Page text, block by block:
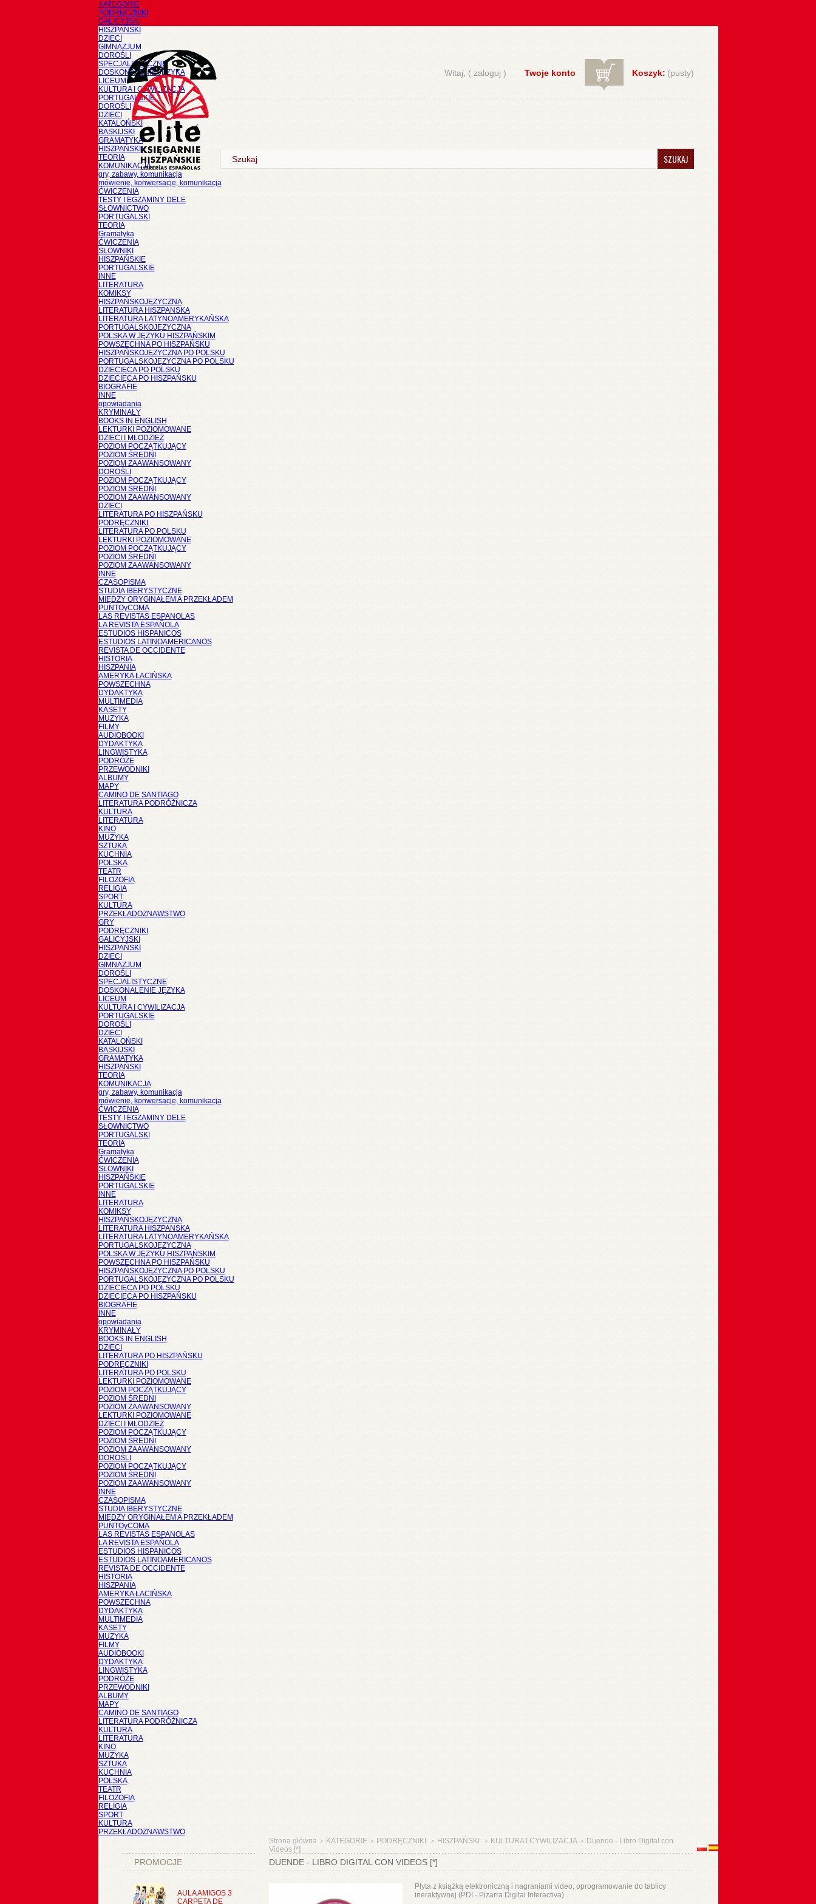
KATEGORIE
PODRĘCZNIKI
GALICYJSKI
HISZPAŃSKI
DZIECI
GIMNAZJUM
DOROŚLI
SPECJALISTYCZNE
DOSKONALENIE JĘZYKA
LICEUM
KULTURA I CYWILIZACJA
PORTUGALSKIE
DOROŚLI
DZIECI
KATALOŃSKI
BASKIJSKI
GRAMATYKA
HISZPAŃSKI
TEORIA
KOMUNIKACJA
gry, zabawy, komunikacja
mówienie, konwersacje, komunikacja
ĆWICZENIA
TESTY I EGZAMINY DELE
SŁOWNICTWO
PORTUGALSKI
TEORIA
Gramatyka
ĆWICZENIA
SŁOWNIKI
HISZPAŃSKIE
PORTUGALSKIE
INNE
LITERATURA
KOMIKSY
HISZPAŃSKOJĘZYCZNA
LITERATURA HISZPANSKA
LITERATURA LATYNOAMERYKAŃSKA
PORTUGALSKOJĘZYCZNA
POLSKA W JĘZYKU HISZPAŃSKIM
POWSZECHNA PO HISZPAŃSKU
HISZPAŃSKOJĘZYCZNA PO POLSKU
PORTUGALSKOJĘZYCZNA PO POLSKU
DZIECIĘCA PO POLSKU
DZIECIĘCA PO HISZPAŃSKU
BIOGRAFIE
INNE
opowiadania
KRYMINAŁY
BOOKS IN ENGLISH
LEKTURKI POZIOMOWANE
DZIECI I MŁODZIEŻ
POZIOM POCZĄTKUJĄCY
POZIOM ŚREDNI
POZIOM ZAAWANSOWANY
DOROŚLI
POZIOM POCZĄTKUJĄCY
POZIOM ŚREDNI
POZIOM ZAAWANSOWANY
DZIECI
LITERATURA PO HISZPAŃSKU
PODRĘCZNIKI
LITERATURA PO POLSKU
LEKTURKI POZIOMOWANE
POZIOM POCZĄTKUJĄCY
POZIOM ŚREDNI
POZIOM ZAAWANSOWANY
INNE
CZASOPISMA
STUDIA IBERYSTYCZNE
MIĘDZY ORYGINAŁEM A PRZEKŁADEM
PUNTOyCOMA
LAS REVISTAS ESPANOLAS
LA REVISTA ESPAÑOLA
ESTUDIOS HISPANICOS
ESTUDIOS LATINOAMERICANOS
REVISTA DE OCCIDENTE
HISTORIA
HISZPANIA
AMERYKA ŁACIŃSKA
POWSZECHNA
DYDAKTYKA
MULTIMEDIA
KASETY
MUZYKA
FILMY
AUDIOBOOKI
DYDAKTYKA
LINGWISTYKA
PODRÓŻE
PRZEWODNIKI
ALBUMY
MAPY
CAMINO DE SANTIAGO
LITERATURA PODRÓŻNICZA
KULTURA
LITERATURA
KINO
MUZYKA
SZTUKA
KUCHNIA
POLSKA
TEATR
FILOZOFIA
RELIGIA
SPORT
KULTURA
PRZEKŁADOZNAWSTWO
GRY
PODRĘCZNIKI
GALICYJSKI
HISZPAŃSKI
DZIECI
GIMNAZJUM
DOROŚLI
SPECJALISTYCZNE
DOSKONALENIE JĘZYKA
LICEUM
KULTURA I CYWILIZACJA
PORTUGALSKIE
DOROŚLI
DZIECI
KATALOŃSKI
BASKIJSKI
GRAMATYKA
HISZPAŃSKI
TEORIA
KOMUNIKACJA
gry, zabawy, komunikacja
mówienie, konwersacje, komunikacja
ĆWICZENIA
TESTY I EGZAMINY DELE
SŁOWNICTWO
PORTUGALSKI
TEORIA
Gramatyka
ĆWICZENIA
SŁOWNIKI
HISZPAŃSKIE
PORTUGALSKIE
INNE
LITERATURA
KOMIKSY
HISZPAŃSKOJĘZYCZNA
LITERATURA HISZPANSKA
LITERATURA LATYNOAMERYKAŃSKA
PORTUGALSKOJĘZYCZNA
POLSKA W JĘZYKU HISZPAŃSKIM
POWSZECHNA PO HISZPAŃSKU
HISZPAŃSKOJĘZYCZNA PO POLSKU
PORTUGALSKOJĘZYCZNA PO POLSKU
DZIECIĘCA PO POLSKU
DZIECIĘCA PO HISZPAŃSKU
BIOGRAFIE
INNE
opowiadania
KRYMINAŁY
BOOKS IN ENGLISH
DZIECI
LITERATURA PO HISZPAŃSKU
PODRĘCZNIKI
LITERATURA PO POLSKU
LEKTURKI POZIOMOWANE
POZIOM POCZĄTKUJĄCY
POZIOM ŚREDNI
POZIOM ZAAWANSOWANY
LEKTURKI POZIOMOWANE
DZIECI I MŁODZIEŻ
POZIOM POCZĄTKUJĄCY
POZIOM ŚREDNI
POZIOM ZAAWANSOWANY
DOROŚLI
POZIOM POCZĄTKUJĄCY
POZIOM ŚREDNI
POZIOM ZAAWANSOWANY
INNE
CZASOPISMA
STUDIA IBERYSTYCZNE
MIĘDZY ORYGINAŁEM A PRZEKŁADEM
PUNTOyCOMA
LAS REVISTAS ESPANOLAS
LA REVISTA ESPAÑOLA
ESTUDIOS HISPANICOS
ESTUDIOS LATINOAMERICANOS
REVISTA DE OCCIDENTE
HISTORIA
HISZPANIA
AMERYKA ŁACIŃSKA
POWSZECHNA
DYDAKTYKA
MULTIMEDIA
KASETY
MUZYKA
FILMY
AUDIOBOOKI
DYDAKTYKA
LINGWISTYKA
PODRÓŻE
PRZEWODNIKI
ALBUMY
MAPY
CAMINO DE SANTIAGO
LITERATURA PODRÓŻNICZA
KULTURA
LITERATURA
KINO
MUZYKA
SZTUKA
KUCHNIA
POLSKA
TEATR
FILOZOFIA
RELIGIA
SPORT
KULTURA
PRZEKŁADOZNAWSTWO
Koszyk: (pusty)
Twoje konto
Witaj, ( zaloguj )
SZUKAJ
PROMOCJE
AULA AMIGOS 3
CARPETA DE
Strona główna > KATEGORIE > PODRĘCZNIKI > HISZPAŃSKI > KULTURA I CYWILIZACJA >
Duende - Libro Digital con
Videos [*]
DUENDE - LIBRO DIGITAL CON VIDEOS [*]
Płyta z książką elektroniczną i nagraniami video, oprogramowanie do tablicy
ineraktywnej (PDI - Pizarra Digital Interactiva).